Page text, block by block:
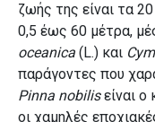
ζωής της είναι τα
0,5 έως 60 μέτρα,
oceanica (L.) και
παράγοντες που
Pinna nobilisείναι ο
οι χαμηλές